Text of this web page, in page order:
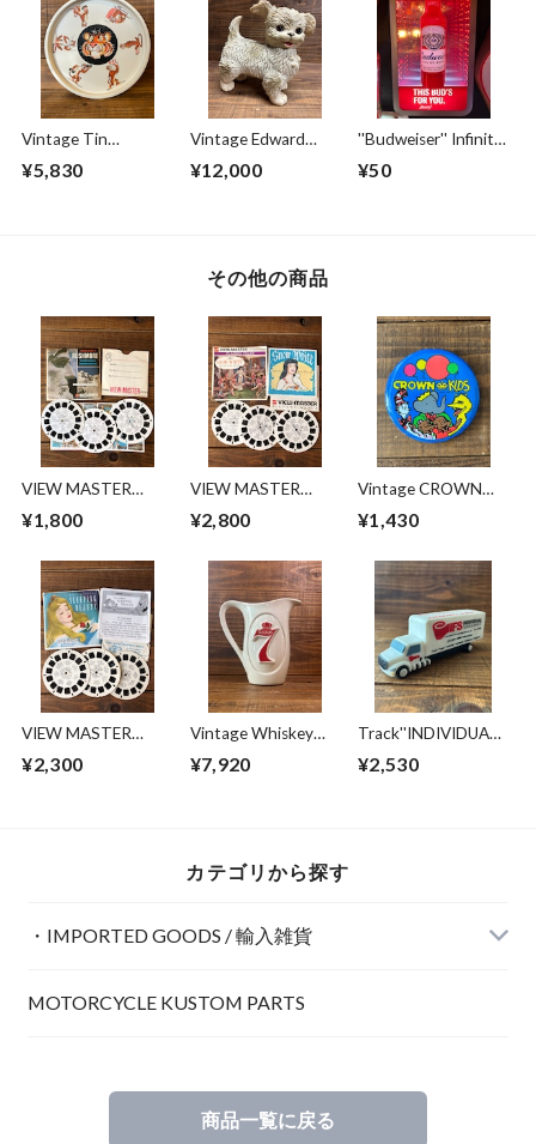
ル 50's ビンテージ
Vintage Tin
エッソタイガー お
¥5,830
Vintage Edward
Rubber Doll''DOG"/
¥12,000
''Budweiser'' Infinity
ワイザー ライティ
¥50
その他の商品
VIEW MASTER
¥1,800
VIEW MASTER
¥2,800
Vintage CROWN
バッジ ビッグバー
ンテージ
¥1,430
VIEW MASTER
¥2,300
Vintage Whiskey
Crown''/ピッチャー
¥7,920
Track''INDIVIDUAL
versary Charging
¥2,530
カテゴリから探す
・IMPORTED GOODS / 輸入雑貨
MOTORCYCLE KUSTOM PARTS
商品一覧に戻る